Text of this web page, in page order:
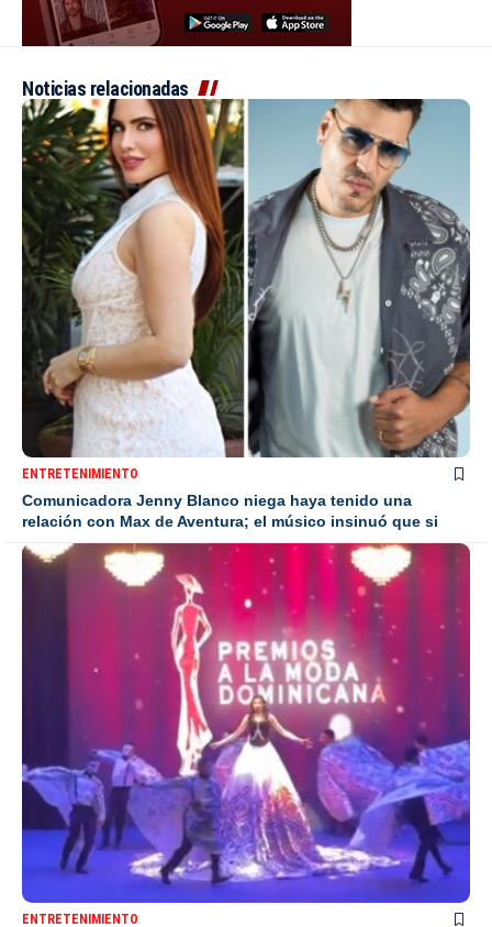
Noticias relacionadas
ENTRETENIMIENTO
Comunicadora Jenny Blanco niega haya tenido una
relación con Max de Aventura; el músico insinuó que si
ENTRETENIMIENTO